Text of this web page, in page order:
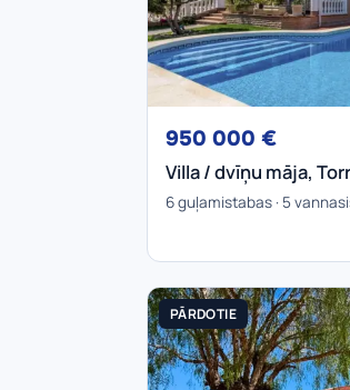
950 000 €
Villa / dvīņu māja,
6 guļamistabas · 5
PĀRDOTIE